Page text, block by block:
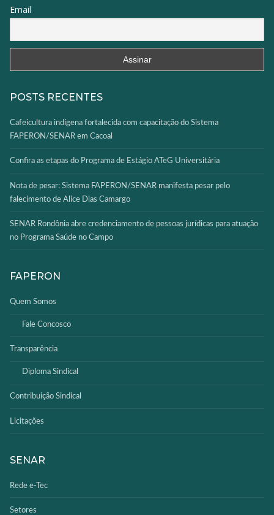
Email
POSTS RECENTES
Cafeicultura indígena fortalecida com capacitação do Sistema
FAPERON/SENAR em Cacoal
Confira as etapas do Programa de Estágio ATeG Universitária
Nota de pesar: Sistema FAPERON/SENAR manifesta pesar pelo
falecimento de Alice Dias Camargo
SENAR Rondônia abre credenciamento de pessoas jurídicas para atuação
no Programa Saúde no Campo
FAPERON
Quem Somos
Fale Concosco
Transparência
Diploma Sindical
Contribuição Sindical
Licitações
SENAR
Rede e-Tec
Setores